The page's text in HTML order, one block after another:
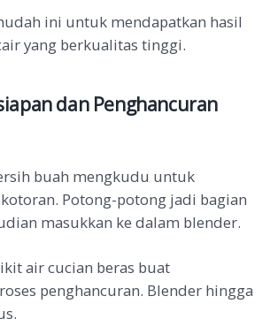
ini untuk mendapatkan hasil
yang berkualitas tinggi.
dan Penghancuran
buah mengkudu untuk
Potong-potong jadi bagian
masukkan ke dalam blender.
air cucian beras buat
penghancuran. Blender hingga